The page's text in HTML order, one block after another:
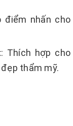
điểm nhấn cho
: Thích hợp cho
thẩm mỹ.